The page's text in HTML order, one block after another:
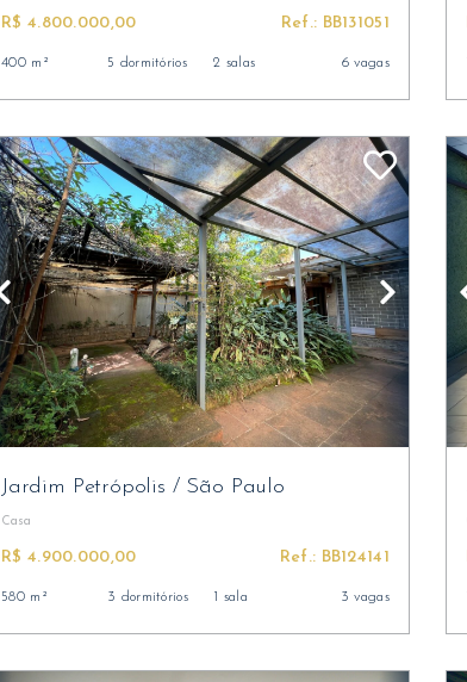
R$ 4.800.000,00 Ref.: BB131051
400 m² 5 dormitórios 2 salas 6 vagas
Jardim Petrópolis / São Paulo
Casa
R$ 4.900.000,00 Ref.: BB124141
580 m² 3 dormitórios 1 sala 3 vagas